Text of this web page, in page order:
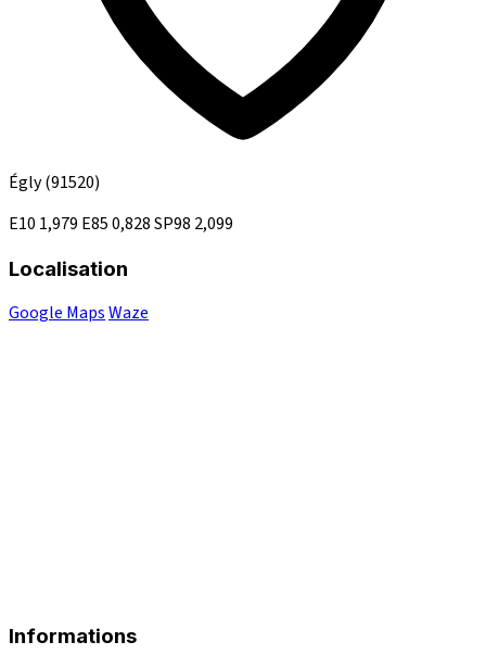
Égly(91520)
E10 1,979 E850,828SP98 2,099
Localisation
Google MapsWaze
Informations